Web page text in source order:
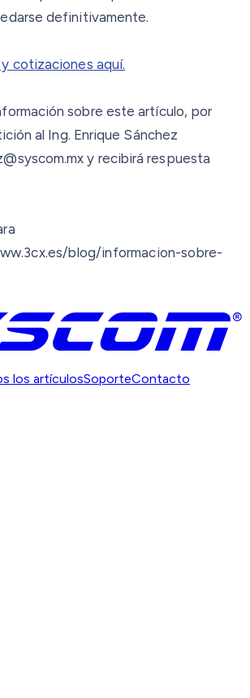
definitivamente.
cotizaciones aquí.
sobre este artículo, por
al Ing. Enrique Sánchez
y recibirá respuesta
blog/informacion-sobre-
los artículosSoporteContacto